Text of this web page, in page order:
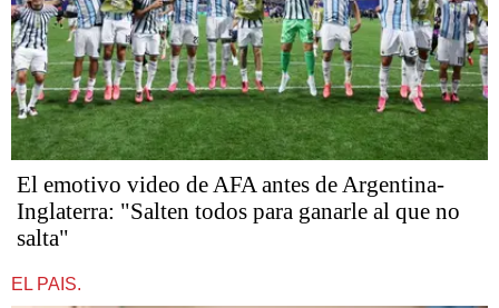
El emotivo video de AFA antes de Argentina-
Inglaterra: "Salten todos para ganarle al que no
salta"
EL PAIS.